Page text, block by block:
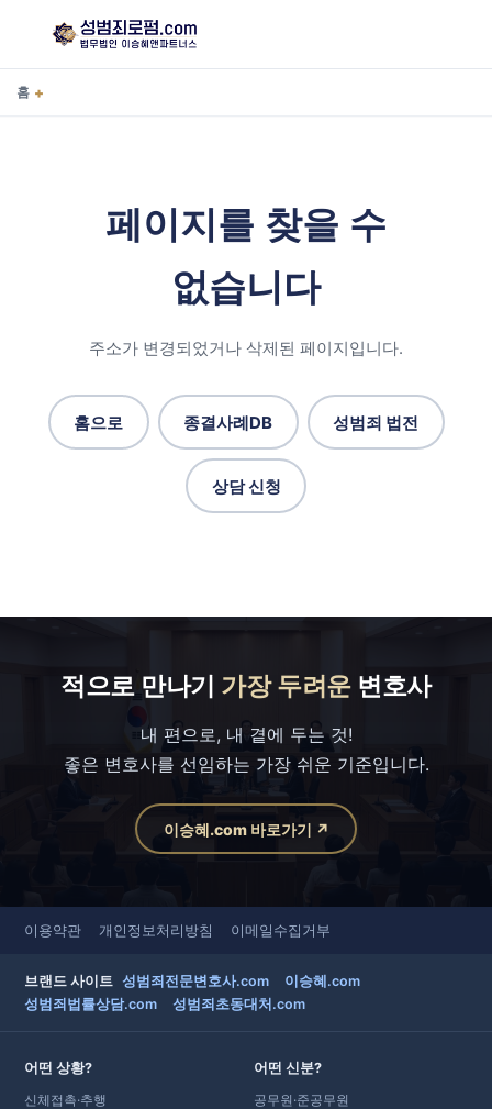
홈 +
페이지를 찾을 수
없습니다
주소가 변경되었거나 삭제된 페이지입니다.
홈으로 종결사례DB 성범죄 법전
상담 신청
적으로 만나기 가장 두려운변호사
내 편으로, 내 곁에 두는 것!
좋은 변호사를 선임하는 가장 쉬운 기준입니다.
이승혜.com 바로가기 ↗
이용약관 개인정보처리방침 이메일수집거부
브랜드 사이트 성범죄전문변호사.com
이승혜.com
성범죄법률상담.com
성범죄초동대처.com
어떤 상황?
신체접촉·추행
어떤 신분?
공무원·준공무원